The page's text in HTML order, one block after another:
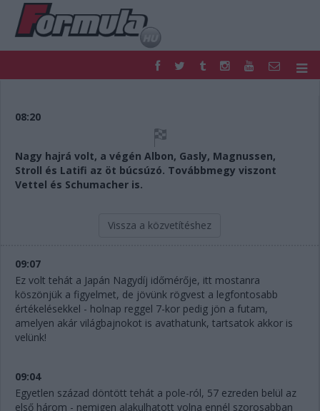
FORMULA
PODCAST
SHOP
LIVE
08:20
Nagy hajrá volt, a végén Albon, Gasly, Magnussen,
Stroll és Latifi az öt búcsúzó. Továbbmegy viszont
Vettel és Schumacher is.
Vissza a közvetítéshez
09:07
Ez volt tehát a Japán Nagydíj időmérője, itt mostanra
köszönjük a figyelmet, de jövünk rögvest a legfontosabb
értékelésekkel - holnap reggel 7-kor pedig jön a futam,
amelyen akár világbajnokot is avathatunk, tartsatok akkor is
velünk!
09:04
Egyetlen század döntött tehát a pole-ról, 57 ezreden belül az
első három - nemigen alakulhatott volna ennél szorosabban